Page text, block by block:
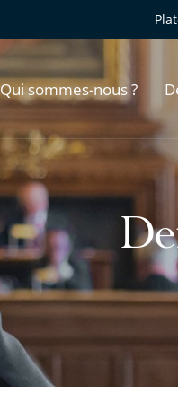
Qui sommes-nous ?